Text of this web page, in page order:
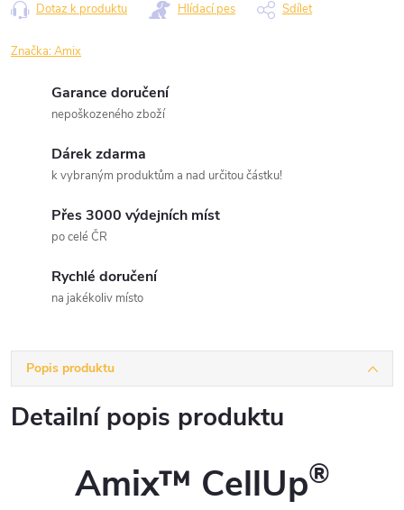
Dotaz k produktu Hlídací pes Sdílet
Značka:Amix
Garance doručení
nepoškozeného zboží
Dárek zdarma
k vybraným produktům a nad určitou částku!
Přes 3000 výdejních míst
po celé ČR
Rychlé doručení
na jakékoliv místo
Popis produktu
Detailní popis produktu
Amix™ CellUp®